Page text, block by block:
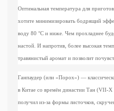
Оптимальная температура для
хотите минимизировать бодрящий
воду 80 °C и ниже. Чем прохладнее
настой. И напротив, более высокая
травянистый аромат и позволит
Ганпаудер (или «Порох») —
в Китае со времён династии Тан (VII-X
получил из-за формы листочков,